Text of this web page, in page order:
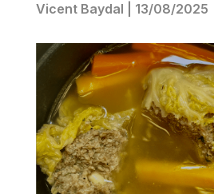
Vicent Baydal 13/08/2025